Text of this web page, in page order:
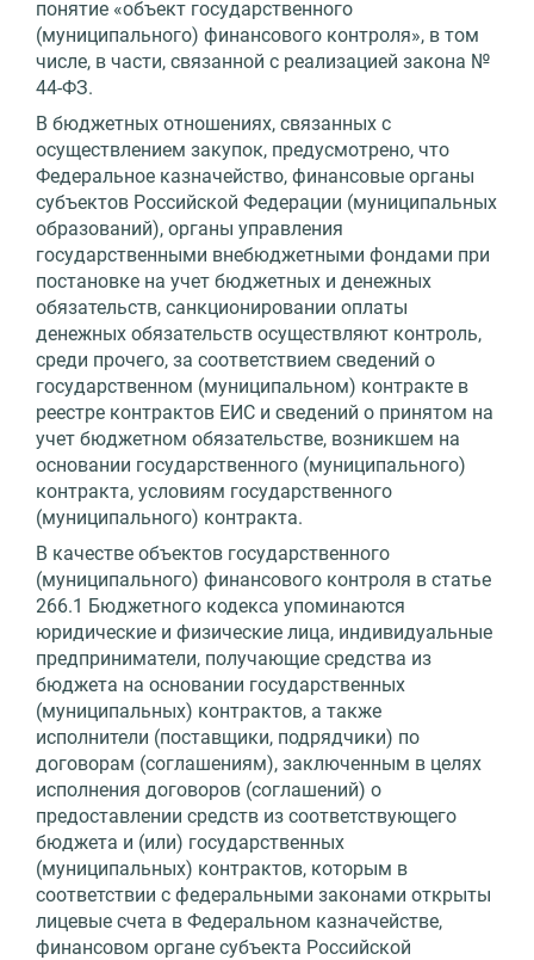
понятие «объект государственного
(муниципального) финансового контроля», в том
числе, в части, связанной с реализацией закона №
44-ФЗ.
В бюджетных отношениях, связанных с
осуществлением закупок, предусмотрено, что
Федеральное казначейство, финансовые органы
субъектов Российской Федерации (муниципальных
образований), органы управления
государственными внебюджетными фондами при
постановке на учет бюджетных и денежных
обязательств, санкционировании оплаты
денежных обязательств осуществляют контроль,
среди прочего, за соответствием сведений о
государственном (муниципальном) контракте в
реестре контрактов ЕИС и сведений о принятом на
учет бюджетном обязательстве, возникшем на
основании государственного (муниципального)
контракта, условиям государственного
(муниципального) контракта.
В качестве объектов государственного
(муниципального) финансового контроля в статье
266.1 Бюджетного кодекса упоминаются
юридические и физические лица, индивидуальные
предприниматели, получающие средства из
бюджета на основании государственных
(муниципальных) контрактов, а также
исполнители (поставщики, подрядчики) по
договорам (соглашениям), заключенным в целях
исполнения договоров (соглашений) о
предоставлении средств из соответствующего
бюджета и (или) государственных
(муниципальных) контрактов, которым в
соответствии с федеральными законами открыты
лицевые счета в Федеральном казначействе,
финансовом органе субъекта Российской